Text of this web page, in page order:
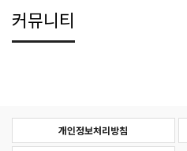
커뮤니티
개인정보처리방침